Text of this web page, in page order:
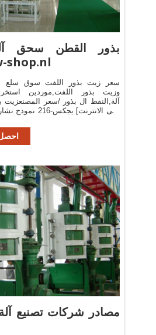
بذور القطن سحق
shop.nl
سعر زيت بذور اللفت سوق سلع
وزيت بذور اللفت,موردين
آلة,النفط ال بذور /سعر المصنعزيت
على الانترنت]
مصادر شركات تصنيع